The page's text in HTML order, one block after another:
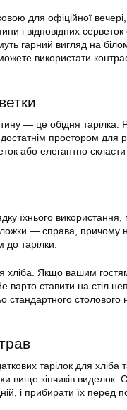
для офіційної
і відповідних
гарний вигляд на
використати
— це обідня тарілка.
достатнім простором
або елегантно скласти
їхнього
ложки — справа, причому
до тарілки.
хліба. Якщо вашим
варто ставити на стіл
столового
тарілок для хліба
вище кінчиків виделок.
і прибирати їх перед